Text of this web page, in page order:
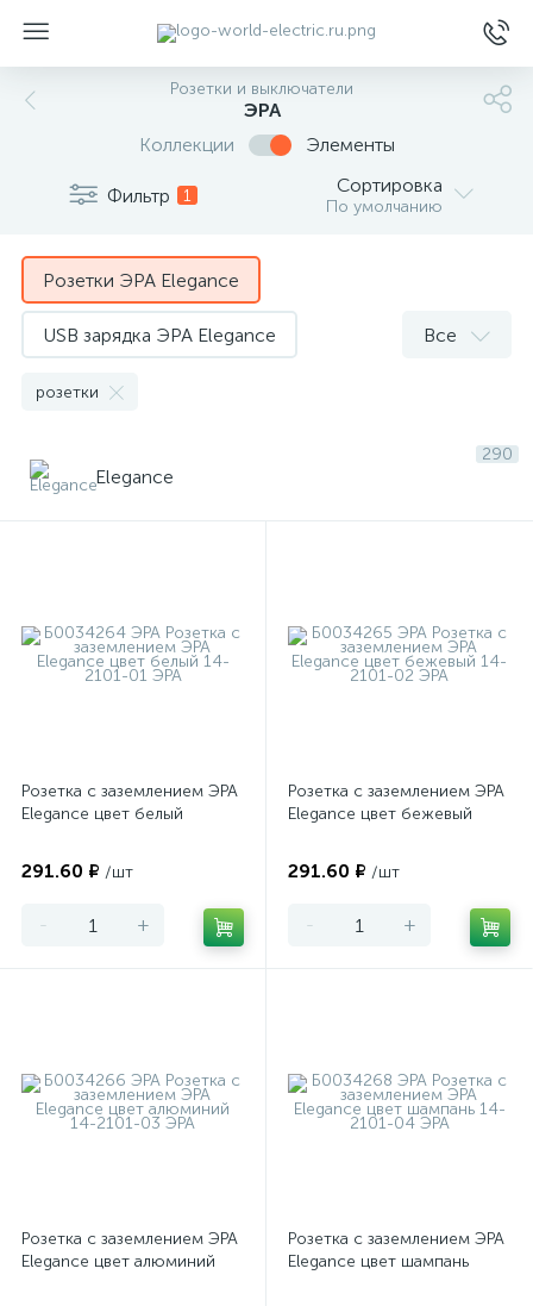
Розетки и выключатели
ЭРА
Коллекции
Элементы
Фильтр 1 Сортировка
По умолчанию
Розетки ЭРА Elegance
USB зарядка ЭРА Elegance
Выключатели ЭРА Elegance
Датчик движения ЭРА Elegance
Компьютер + TV ЭРА Elegance
Все
розетки
290
Elegance
Розетка с заземлением ЭРА
Elegance цвет белый
291.60 ₽ /шт
- +
Розетка с заземлением ЭРА
Elegance цвет бежевый
291.60 ₽ /шт
- +
Розетка с заземлением ЭРА
Elegance цвет алюминий
Розетка с заземлением ЭРА
Elegance цвет шампань